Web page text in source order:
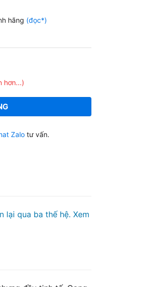
hãng (đọc*)
hơn...)
Zalo tư vấn.
lại qua ba thế hệ. Xem